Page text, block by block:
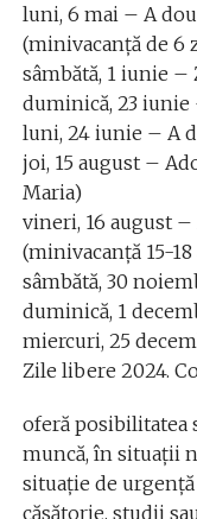
luni, 6 mai – A
(minivacanță de 6
sâmbătă, 1 iunie
duminică, 23 iunie
luni, 24 iunie – A
joi, 15 august –
Maria)
vineri, 16 august
(minivacanță 15-
sâmbătă, 30
duminică, 1
miercuri, 25
Zile libere 2024.
oferă posibilitatea
muncă, în situații
situație de
căsătorie, studii